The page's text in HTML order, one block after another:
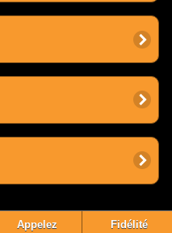
Appelez Fidélité